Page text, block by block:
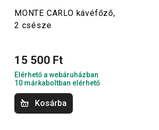
Italok
MONTE CARLO kávéfőző,
2 csésze
15 500 Ft
Elérhető a webáruházban
10 márkaboltban elérhető
Kosárba